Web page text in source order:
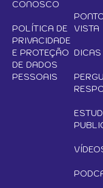
CONOSCO
POLÍTICA DE
PRIVACIDADE
E PROTEÇÃO
DE DADOS
PESSOAIS
VISTA
DICAS